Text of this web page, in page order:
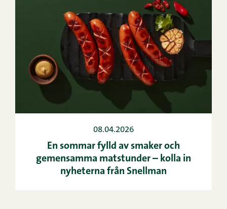
08.04.2026
En sommar fylld av smaker och
gemensamma matstunder – kolla in
nyheterna från Snellman